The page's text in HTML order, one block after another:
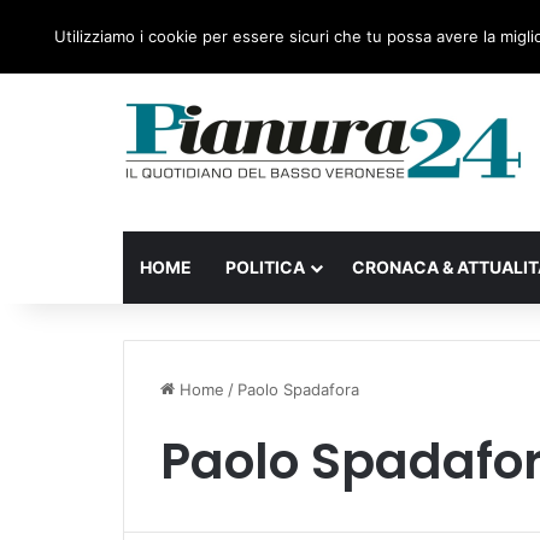
HOME POLITICA CRONACA &
Home / Paolo Spadafora
Paolo
Utilizziamo i cookie per essere sicuri che tu possa avere la